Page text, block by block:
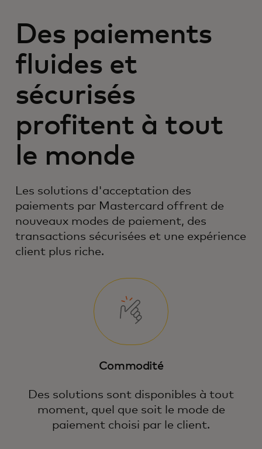
Des paiements
fluides et
sécurisés
profitent à tout
le monde
Les solutions d'acceptation des
paiements par Mastercard offrent de
nouveaux modes de paiement, des
transactions sécurisées et une expérience
client plus riche.
Commodité
Des solutions sont disponibles à tout
moment, quel que soit le mode de
paiement choisi par le client.